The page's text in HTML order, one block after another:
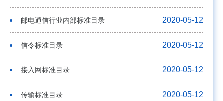
邮电通信行业内部标准目录 2020-05-12
信令标准目录 2020-05-12
接入网标准目录 2020-05-12
传输标准目录 2020-05-12